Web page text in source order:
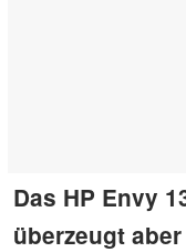
Das HP Envy
überzeugt